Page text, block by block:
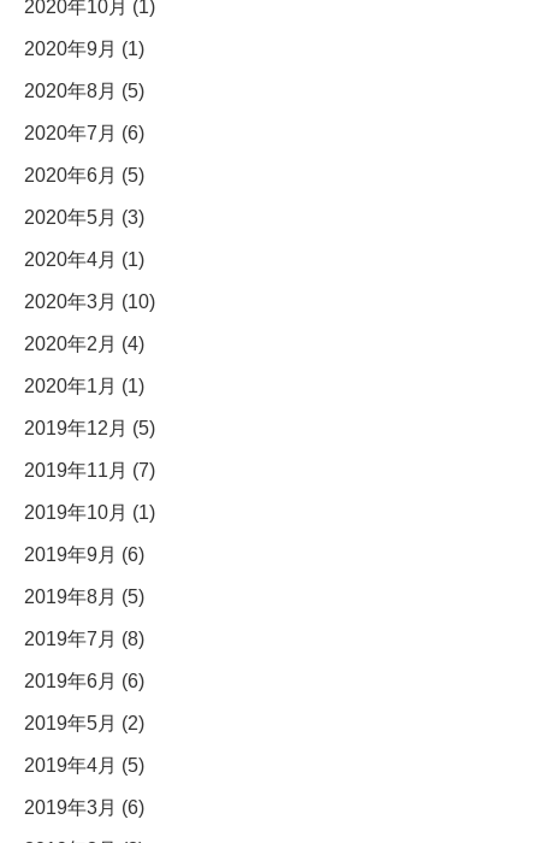
2020年10月 (1)
2020年9月 (1)
2020年8月 (5)
2020年7月 (6)
2020年6月 (5)
2020年5月 (3)
2020年4月 (1)
2020年3月 (10)
2020年2月 (4)
2020年1月 (1)
2019年12月 (5)
2019年11月 (7)
2019年10月 (1)
2019年9月 (6)
2019年8月 (5)
2019年7月 (8)
2019年6月 (6)
2019年5月 (2)
2019年4月 (5)
2019年3月 (6)